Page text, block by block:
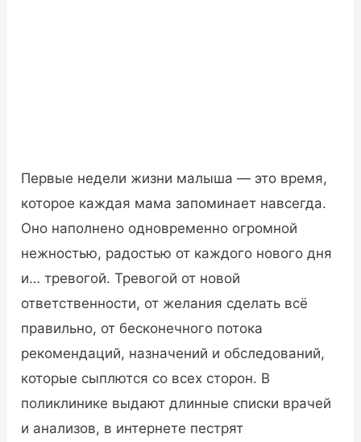
Первые недели жизни малыша — это время,
которое каждая мама запоминает навсегда.
Оно наполнено одновременно огромной
нежностью, радостью от каждого нового дня
и… тревогой. Тревогой от новой
ответственности, от желания сделать всё
правильно, от бесконечного потока
рекомендаций, назначений и обследований,
которые сыплются со всех сторон. В
поликлинике выдают длинные списки врачей
и анализов, в интернете пестрят